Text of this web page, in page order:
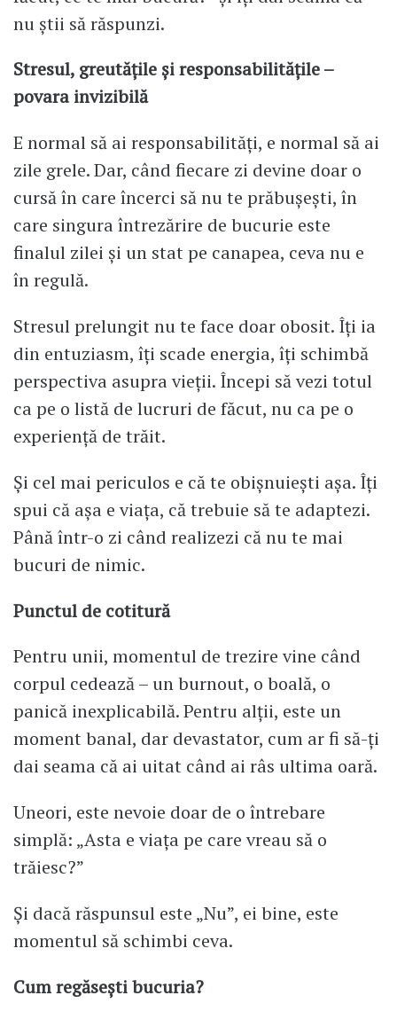
nu știi să răspunzi.
Stresul, greutățile și responsabilitățile –
povara invizibilă
E normal să ai responsabilități, e normal să ai
zile grele. Dar, când fiecare zi devine doar o
cursă în care încerci să nu te prăbușești, în
care singura întrezărire de bucurie este
finalul zilei și un stat pe canapea, ceva nu e
în regulă.
Stresul prelungit nu te face doar obosit. Îți ia
din entuziasm, îți scade energia, îți schimbă
perspectiva asupra vieții. Începi să vezi totul
ca pe o listă de lucruri de făcut, nu ca pe o
experiență de trăit.
Și cel mai periculos e că te obișnuiești așa. Îți
spui că așa e viața, că trebuie să te adaptezi.
Până într-o zi când realizezi că nu te mai
bucuri de nimic.
Punctul de cotitură
Pentru unii, momentul de trezire vine când
corpul cedează – un burnout, o boală, o
panică inexplicabilă. Pentru alții, este un
moment banal, dar devastator, cum ar fi să-ți
dai seama că ai uitat când ai râs ultima oară.
Uneori, este nevoie doar de o întrebare
simplă: „Asta e viața pe care vreau să o
trăiesc?”
Și dacă răspunsul este „Nu”, ei bine, este
momentul să schimbi ceva.
Cum regăsești bucuria?